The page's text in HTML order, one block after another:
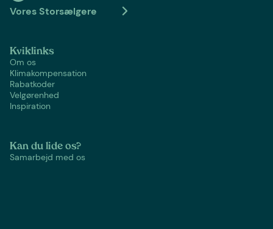
Vores Storsælgere
Kviklinks
Om os
Klimakompensation
Rabatkoder
Velgørenhed
Inspiration
Kan du lide os?
Samarbejd med os